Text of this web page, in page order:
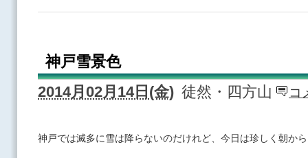
神戸雪景色
2014月02月14日(金) 徒然・四方山 コ
神戸では滅多に雪は降らないのだけれど、今日は珍しく朝か